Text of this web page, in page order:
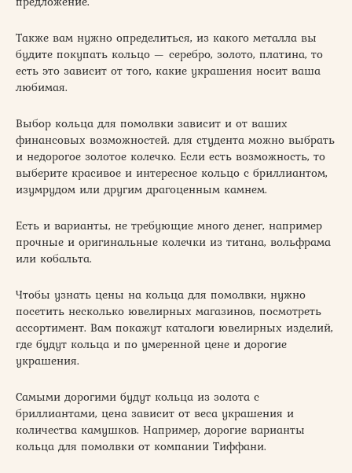
Также вам нужно определиться, из какого металла вы
будите покупать кольцо — серебро, золото, платина, то
есть это зависит от того, какие украшения носит ваша
любимая.
Выбор кольца для помолвки зависит и от ваших
финансовых возможностей. для студента можно выбрать
и недорогое золотое колечко. Если есть возможность, то
выберите красивое и интересное кольцо с бриллиантом,
изумрудом или другим драгоценным камнем.
Есть и варианты, не требующие много денег, например
прочные и оригинальные колечки из титана, вольфрама
или кобальта.
Чтобы узнать цены на кольца для помолвки, нужно
посетить несколько ювелирных магазинов, посмотреть
ассортимент. Вам покажут каталоги ювелирных изделий,
где будут кольца и по умеренной цене и дорогие
украшения.
Самыми дорогими будут кольца из золота с
бриллиантами, цена зависит от веса украшения и
количества камушков. Например, дорогие варианты
кольца для помолвки от компании Тиффани.